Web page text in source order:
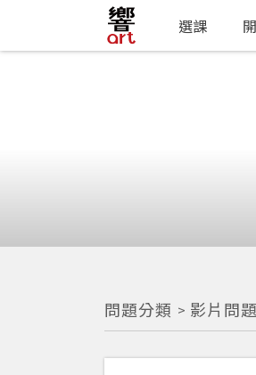
選課
問題分類 影片問題